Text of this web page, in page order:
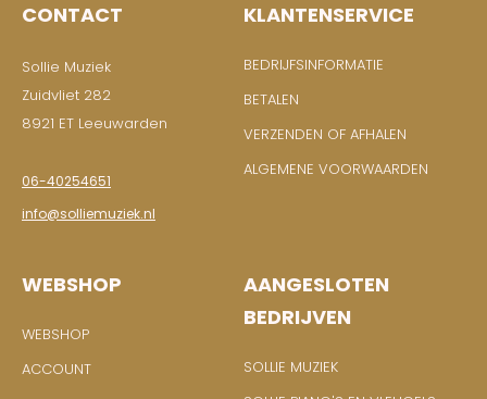
CONTACT
Sollie Muziek
Zuidvliet 282
8921 ET Leeuwarden
06-40254651
info@solliemuziek.nl
KLANTENSERVICE
BEDRIJFSINFORMATIE
BETALEN
VERZENDEN OF AFHALEN
ALGEMENE VOORWAARDEN
WEBSHOP
WEBSHOP
ACCOUNT
AANGESLOTEN
BEDRIJVEN
SOLLIE MUZIEK